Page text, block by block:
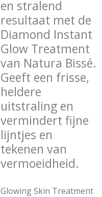
en stralend
resultaat met de
Diamond Instant
Glow Treatment
van Natura Bissé.
Geeft een frisse,
heldere
uitstraling en
vermindert fijne
lijntjes en
tekenen van
vermoeidheid.
Glowing Skin Treatment